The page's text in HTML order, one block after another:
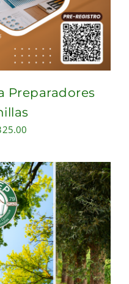
Preparadores
is:
$325.00.